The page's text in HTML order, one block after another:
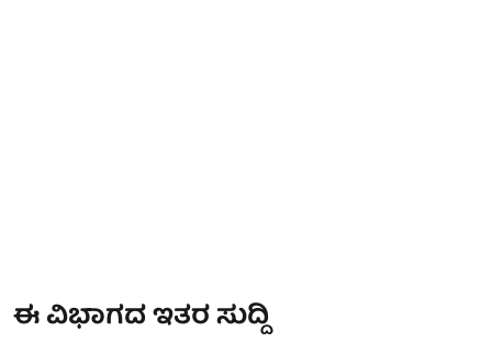
ಈ ವಿಭಾಗದ ಇತರ ಸುದ್ದಿ